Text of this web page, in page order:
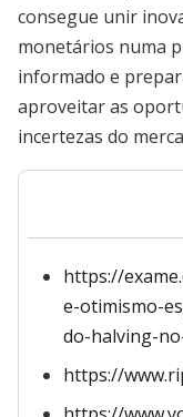
consegue unir
monetários numa
informado e
aproveitar as
incertezas do
https://
e-otimismo-
do-halving-
https://